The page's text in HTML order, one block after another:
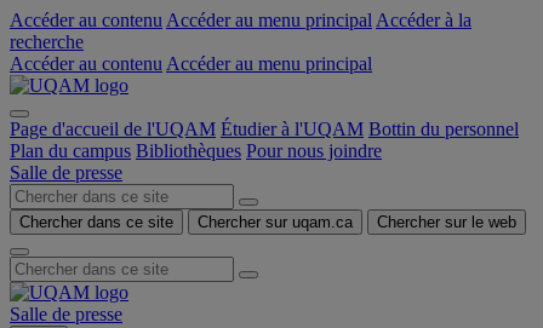
Accéder au contenu Accéder au menu principal Accéder à la
recherche
Accéder au contenu Accéder au menu principal
Page d'accueil de l'UQAM Étudier à l'UQAM Bottin du personnel
Plan du campus Bibliothèques Pour nous joindre
Salle de presse
Chercher dans ce site Chercher sur uqam.ca Chercher sur le web
Salle de presse